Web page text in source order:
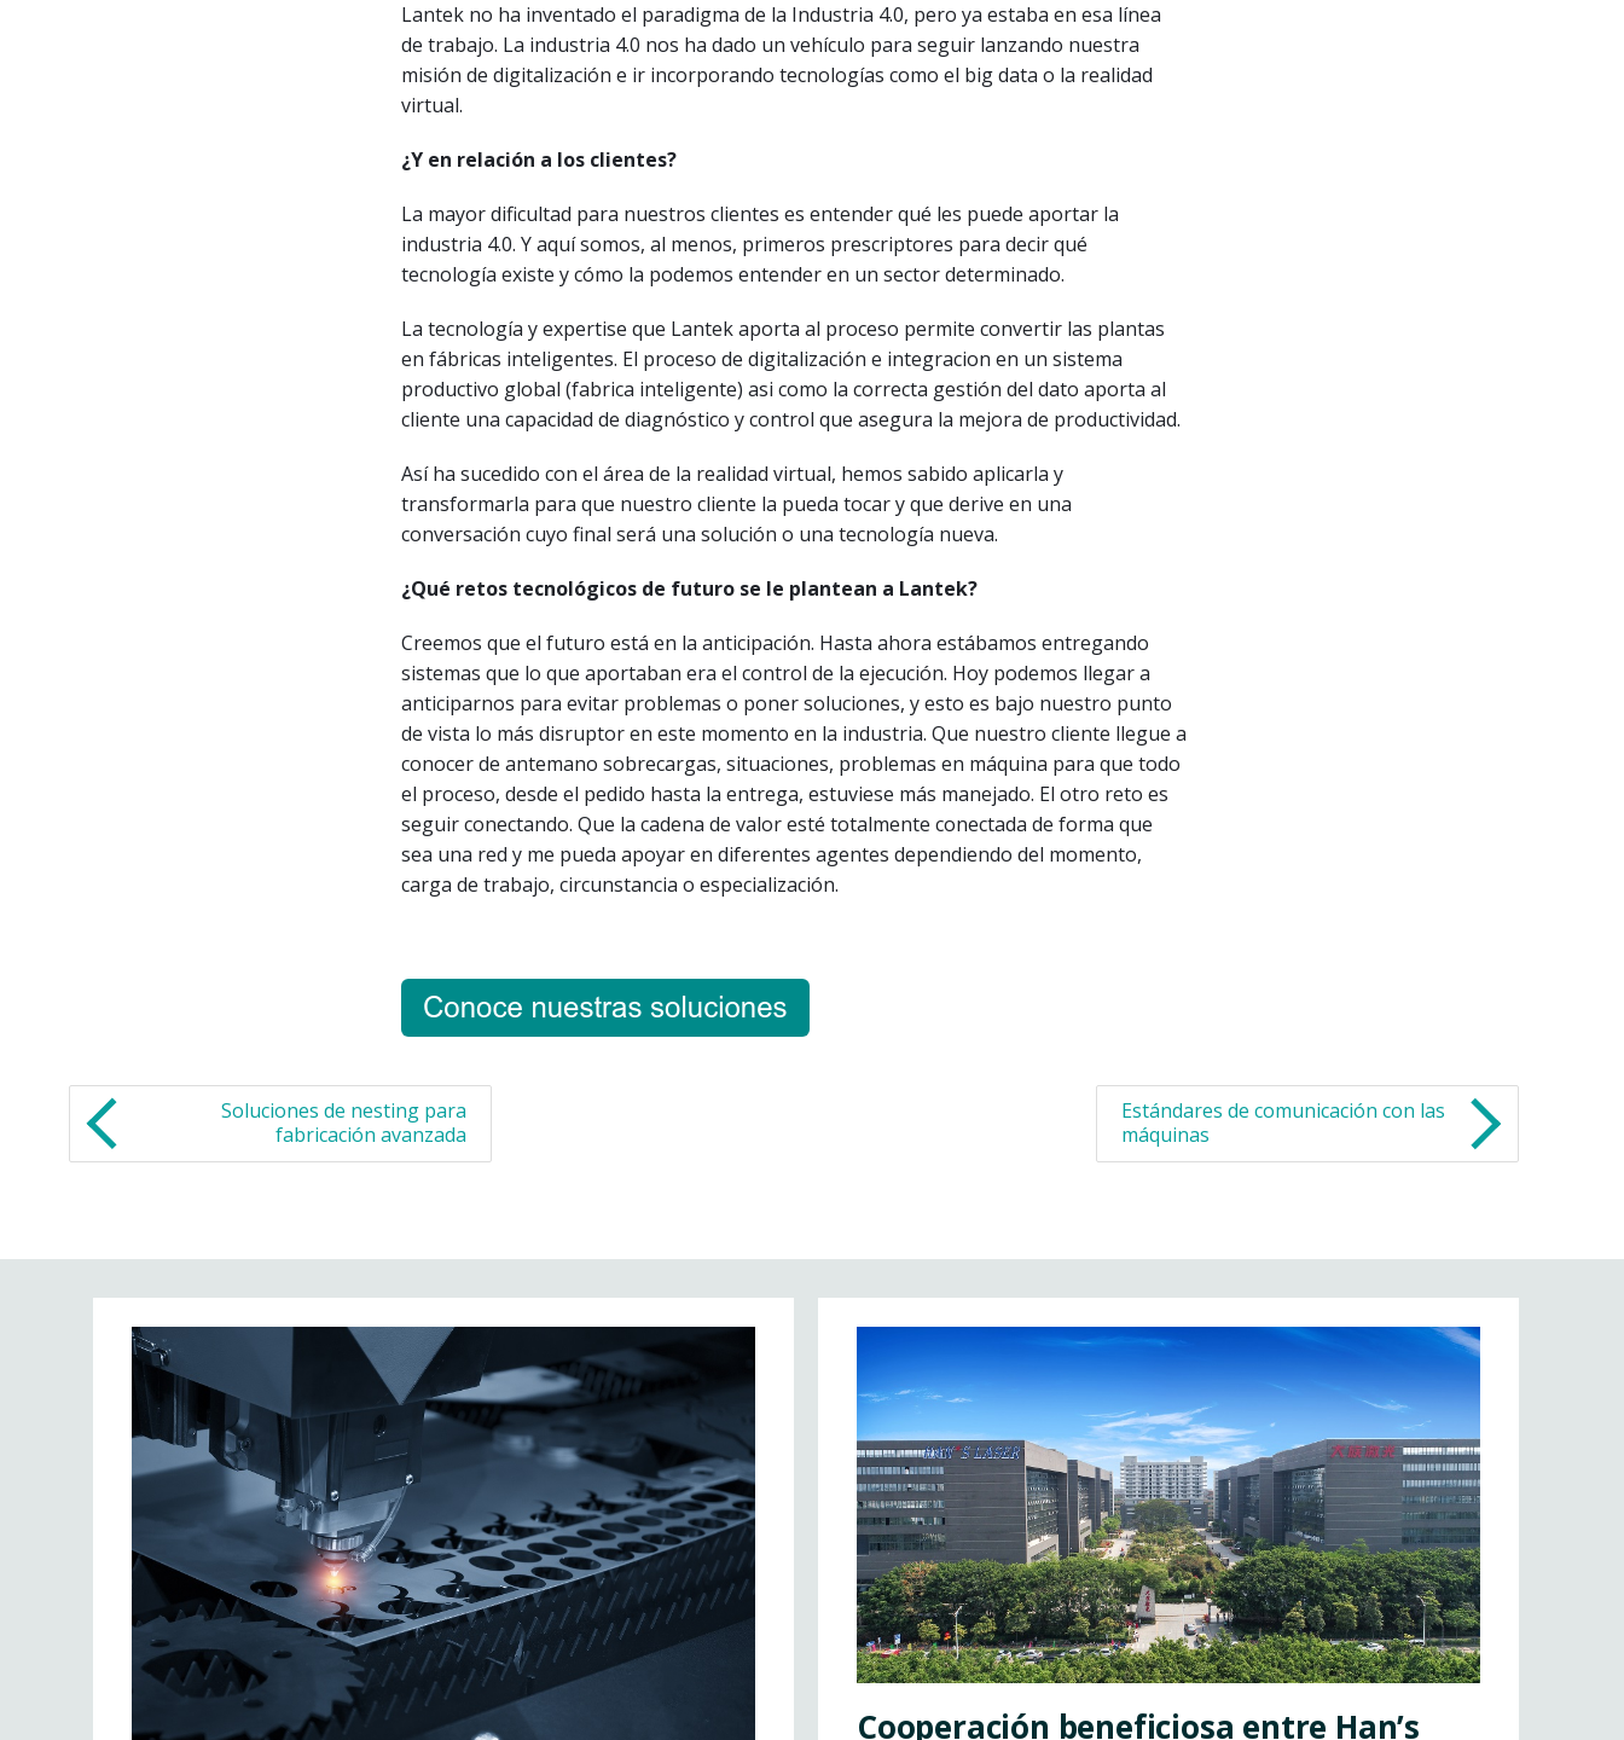
Lantek no ha inventado el paradigma de la Industria 4.0, pero ya estaba en esa línea
de trabajo. La industria 4.0 nos ha dado un vehículo para seguir lanzando nuestra
misión de digitalización e ir incorporando tecnologías como el big data o la realidad
virtual.
¿Y en relación a los clientes?
La mayor dificultad para nuestros clientes es entender qué les puede aportar la
industria 4.0. Y aquí somos, al menos, primeros prescriptores para decir qué
tecnología existe y cómo la podemos entender en un sector determinado.
La tecnología y expertise que Lantek aporta al proceso permite convertir las plantas
en fábricas inteligentes. El proceso de digitalización e integracion en un sistema
productivo global (fabrica inteligente) asi como la correcta gestión del dato aporta al
cliente una capacidad de diagnóstico y control que asegura la mejora de productividad.
Así ha sucedido con el área de la realidad virtual, hemos sabido aplicarla y
transformarla para que nuestro cliente la pueda tocar y que derive en una
conversación cuyo final será una solución o una tecnología nueva.
¿Qué retos tecnológicos de futuro se le plantean a Lantek?
Creemos que el futuro está en la anticipación. Hasta ahora estábamos entregando
sistemas que lo que aportaban era el control de la ejecución. Hoy podemos llegar a
anticiparnos para evitar problemas o poner soluciones, y esto es bajo nuestro punto
de vista lo más disruptor en este momento en la industria. Que nuestro cliente llegue a
conocer de antemano sobrecargas, situaciones, problemas en máquina para que todo
el proceso, desde el pedido hasta la entrega, estuviese más manejado. El otro reto es
seguir conectando. Que la cadena de valor esté totalmente conectada de forma que
sea una red y me pueda apoyar en diferentes agentes dependiendo del momento,
carga de trabajo, circunstancia o especialización.
Soluciones de nesting para
fabricación avanzada
Estándares de comunicación con las
máquinas
Cooperación beneficiosa entre Han’s